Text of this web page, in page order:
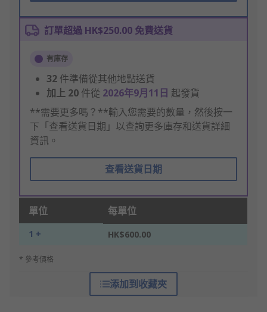
訂單超過 HK$250.00 免費送貨
有庫存
32 件準備從其他地點送貨
加上 20 件從 2026年9月11日 起發貨
**需要更多嗎？**輸入您需要的數量，然後按一
下「查看送貨日期」以查詢更多庫存和送貨詳細
資訊。
查看送貨日期
單位 每單位
1 + HK$600.00
* 參考價格
添加到收藏夾